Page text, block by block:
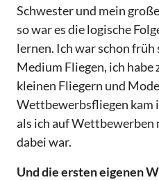
Schwester und mein
so war es die logische
lernen. Ich war schon
Medium Fliegen, ich habe
kleinen Fliegern und
Wettbewerbsfliegen kam
als ich auf Wettbewerben
dabei war.
Und die ersten eigenen